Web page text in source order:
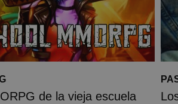
de la vieja escuela